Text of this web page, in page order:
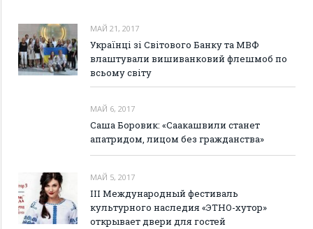
МАЙ 21, 2017
Українці зі Світового Банку та МВФ
влаштували вишиванковий флешмоб по
всьому світу
МАЙ 6, 2017
Саша Боровик: «Саакашвили станет
апатридом, лицом без гражданства»
МАЙ 5, 2017
III Международный фестиваль
культурного наследия «ЭТНО-хутор»
открывает двери для гостей